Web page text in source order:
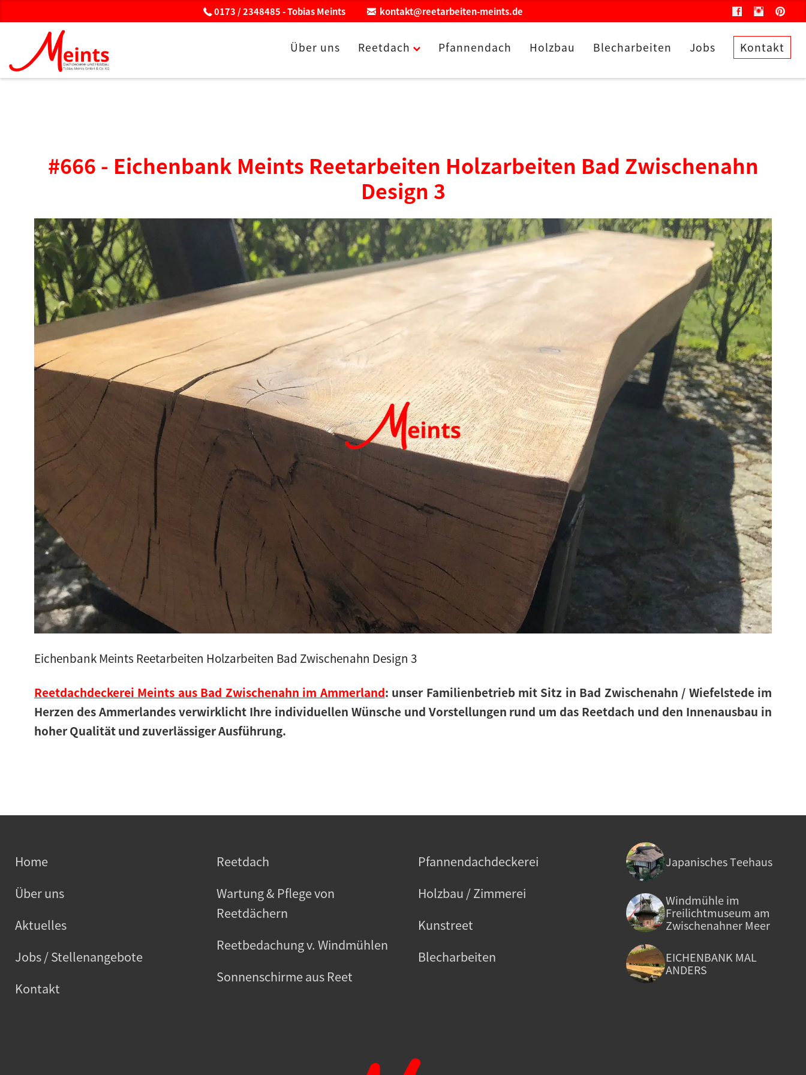
Über uns Reetdach Pfannendach Holzbau Blecharbeiten Jobs Kontakt
0173 / 2348485 - Tobias Meints kontakt@reetarbeiten-meints.de
#666 - Eichenbank Meints Reetarbeiten Holzarbeiten Bad Zwischenahn
Design 3
Eichenbank Meints Reetarbeiten Holzarbeiten Bad Zwischenahn Design 3
Reetdachdeckerei Meints aus Bad Zwischenahn im Ammerland: unser Familienbetrieb mit Sitz in Bad Zwischenahn / Wiefelstede im
Herzen des Ammerlandes verwirklicht Ihre individuellen Wünsche und Vorstellungen rund um das Reetdach und den Innenausbau in
hoher Qualität und zuverlässiger Ausführung.
Home
Über uns
Aktuelles
Jobs / Stellenangebote
Kontakt
Reetdach
Wartung & Pflege von
Reetdächern
Reetbedachung v. Windmühlen
Sonnenschirme aus Reet
Pfannendachdeckerei
Holzbau / Zimmerei
Kunstreet
Blecharbeiten
Japanisches Teehaus
Windmühle im
Freilichtmuseum am
Zwischenahner Meer
EICHENBANK MAL
ANDERS